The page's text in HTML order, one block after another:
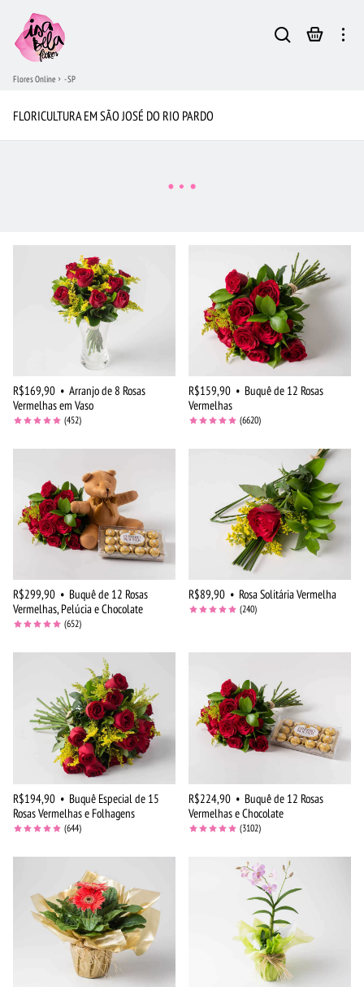
Flores Online - SP
FLORICULTURA EM SÃO JOSÉ DO RIO PARDO
R$169,90 • Arranjo de 8 Rosas
Vermelhas em Vaso
(452)
R$159,90 • Buquê de 12 Rosas
Vermelhas
(6620)
R$299,90 • Buquê de 12 Rosas
Vermelhas, Pelúcia e Chocolate
(652)
R$89,90 • Rosa Solitária Vermelha
(240)
R$194,90 • Buquê Especial de 15
Rosas Vermelhas e Folhagens
(644)
R$224,90 • Buquê de 12 Rosas
Vermelhas e Chocolate
(3102)